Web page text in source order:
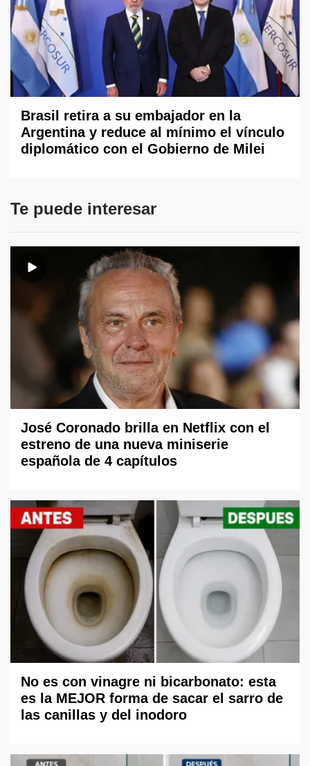
Brasil retira a su embajador en la
Argentina y reduce al mínimo el vínculo
diplomático con el Gobierno de Milei
Te puede interesar
José Coronado brilla en Netflix con el
estreno de una nueva miniserie
española de 4 capítulos
No es con vinagre ni bicarbonato: esta
es la MEJOR forma de sacar el sarro de
las canillas y del inodoro